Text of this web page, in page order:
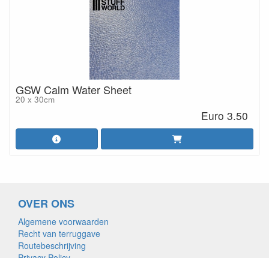
GSW Calm Water Sheet
20 x 30cm
Euro 3.50
OVER ONS
Algemene voorwaarden
Recht van terruggave
Routebeschrijving